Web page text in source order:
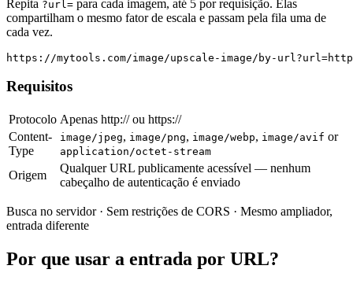
Repita ?url= para cada imagem, até 5 por requisição. Elas
compartilham o mesmo fator de escala e passam pela fila uma de
cada vez.
https://mytools.com/image/upscale-image/by-
Requisitos
Protocolo Apenas http:// ou https://
Content-
Type
image/jpeg, image/png, image/webp, image/avif or
application/octet-stream
Origem
Qualquer URL publicamente acessível — nenhum
cabeçalho de autenticação é enviado
Busca no servidor · Sem restrições de CORS · Mesmo ampliador,
entrada diferente
Por que usar a entrada por URL?